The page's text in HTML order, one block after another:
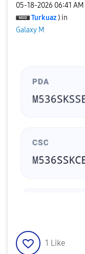
‎05-18-2026 06:41 AM
Turkuaz ) in
Galaxy M
1 Like